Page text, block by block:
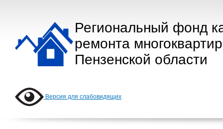
Региональный фонд
ремонта
Пензенской области
Версия для слабовидящих